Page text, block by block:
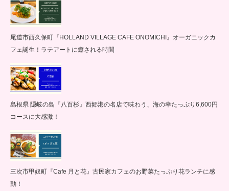
尾道市西久保町『HOLLAND VILLAGE CAFE ONOMICHI』オーガニックカ
フェ誕生！ラテアートに癒される時間
島根県 隠岐の島『八百杉』西郷港の名店で味わう、海の幸たっぷり6,600円
コースに大感激！
三次市甲奴町『Cafe 月と花』古民家カフェのお野菜たっぷり花ランチに感
動！